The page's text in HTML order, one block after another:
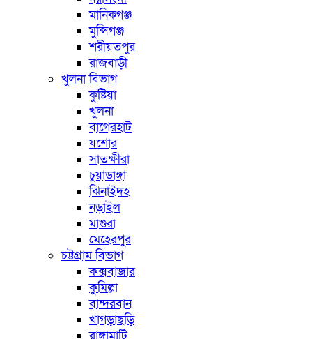
মানিকগঞ্জ
মুন্সিগঞ্জ
শরীয়তপুর
রাজবাড়ী
খুলনা বিভাগ
কুষ্টিয়া
খুলনা
বাগেরহাট
যশোর
সাতক্ষীরা
চুয়াডাঙ্গা
ঝিনাইদহ
নড়াইল
মাগুরা
মেহেরপুর
চট্টগ্রাম বিভাগ
কক্সবাজার
কুমিল্লা
বান্দরবান
খাগড়াছড়ি